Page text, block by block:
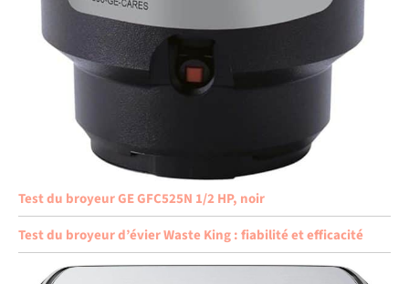
Test du broyeur GE GFC525N 1/2 HP, noir
Test du broyeur d’évier Waste King : fiabilité et efficacité